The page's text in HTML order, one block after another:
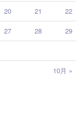
10月 »
20 21 22
27 28 29